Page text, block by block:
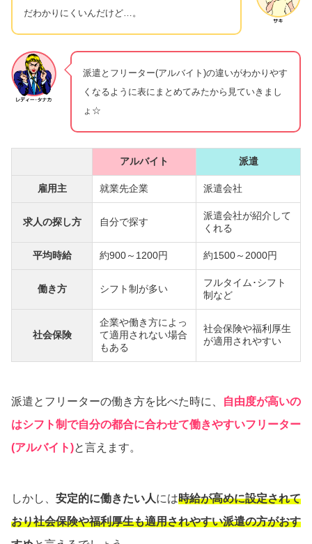
だわかりにくいんだけど…。
派遣とフリーター(アルバイト)の違いがわかりやす
くなるように表にまとめてみたから見ていきまし
ょ☆
アルバイト 派遣
雇用主 就業先企業 派遣会社
求人の探し方 自分で探す
派遣会社が紹介して
くれる
平均時給 約900～1200円 約1500～2000円
働き方 シフト制が多い
フルタイム･シフト
制など
社会保険
企業や働き方によっ
て適用されない場合
もある
社会保険や福利厚生
が適用されやすい
派遣とフリーターの働き方を比べた時に、
自由度が高いの
はシフト制で自分の都合に合わせて働きやすいフリーター
(アルバイト)と言えます。
しかし、 安定的に働きたい人には時給が高めに設定されて
おり社会保険や福利厚生も適用されやすい派遣の方がおす